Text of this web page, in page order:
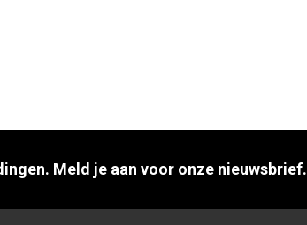
Meld je aan voor onze nieuwsbrief.